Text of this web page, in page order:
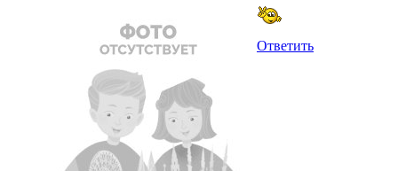
Ответить